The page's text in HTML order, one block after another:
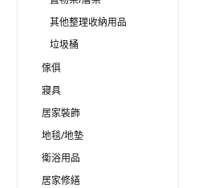
其他整理收納用品
垃圾桶
傢俱
寢具
居家裝飾
地毯/地墊
衛浴用品
居家修繕